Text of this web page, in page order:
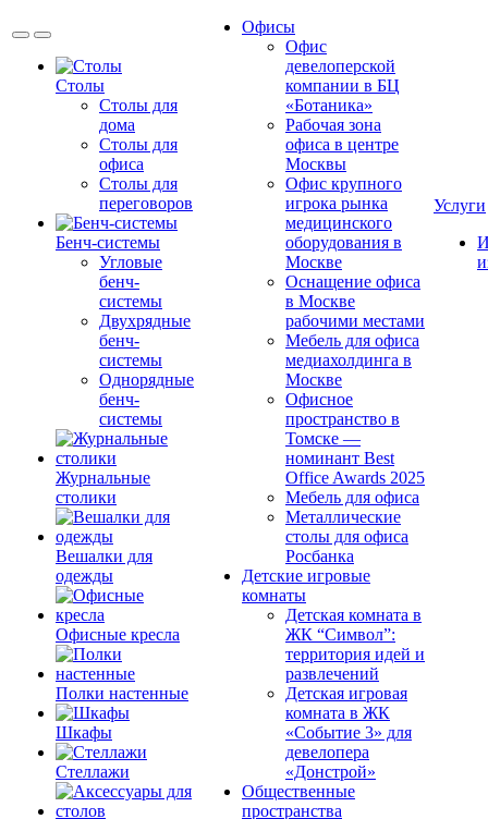
Столы
Столы для
дома
Столы для
офиса
Столы для
переговоров
Бенч-системы
Угловые
бенч-
системы
Двухрядные
бенч-
системы
Однорядные
бенч-
системы
Журнальные
столики
Вешалки для
одежды
Офисные кресла
Полки настенные
Шкафы
Стеллажи
Офисы
Офис
девелоперской
компании в БЦ
«Ботаника»
Рабочая зона
офиса в центре
Москвы
Офис крупного
игрока рынка
медицинского
оборудования в
Москве
Оснащение офиса
в Москве
рабочими местами
Мебель для офиса
медиахолдинга в
Москве
Офисное
пространство в
Томске —
номинант Best
Office Awards 2025
Мебель для офиса
Металлические
столы для офиса
Росбанка
Детские игровые
комнаты
Детская комната в
ЖК “Символ”:
территория идей и
развлечений
Детская игровая
комната в ЖК
«Событие 3» для
девелопера
«Донстрой»
Общественные
пространства
Услуги